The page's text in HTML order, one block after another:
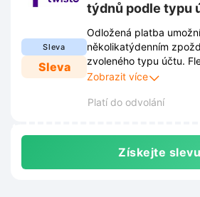
Sleva
Sleva
týdnů podle typu
Twisto.cz
Odložená platba
několikatýdenním
zvoleného typu účtu.
přináší svobodu v
Zobrazit více
Platí do odvolání
Získejte slevu